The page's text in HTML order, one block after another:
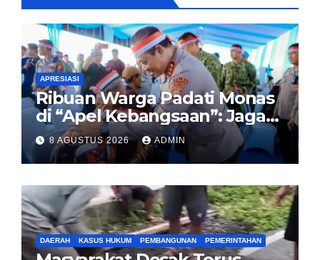
APRESIASI
Ribuan Warga Padati Monas
di “Apel Kebangsaan”: Jaga
Jakarta Berarti Jaga
Indonesia
8 AGUSTUS 2026 ADMIN
DAERAH KASUS HUKUM PEMBANGUNAN PEMERINTAHAN